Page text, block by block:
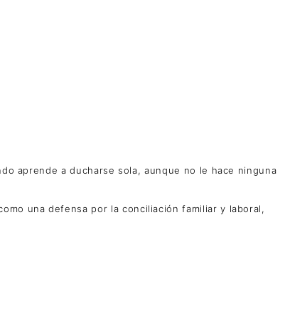
aprende a ducharse sola, aunque no le hace ninguna
una defensa por la conciliación familiar y laboral,